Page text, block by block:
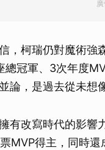
，柯瑞仍對魔術強
總冠軍、3次年度
論，是過去從未想
有改寫時代的影響
MVP得主，同時